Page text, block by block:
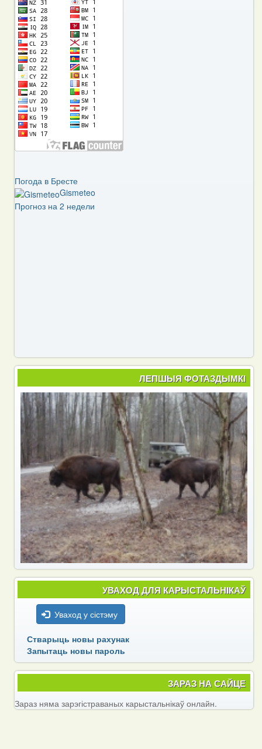
Погода в Бресте
Gismeteo
Прогноз на 2 недели
ЛЕПШЫЯ ФОТАЗДЫМКІ
УВАХОД ДЛЯ КАРЫСТАЛЬНІКАЎ
Уваход у сістэму
Стварыць новы рахунак
Запытаць новы пароль
ЗАРАЗ НА САЙЦЕ
Зараз няма зарэгістраваных карыстальнікаў онлайн.